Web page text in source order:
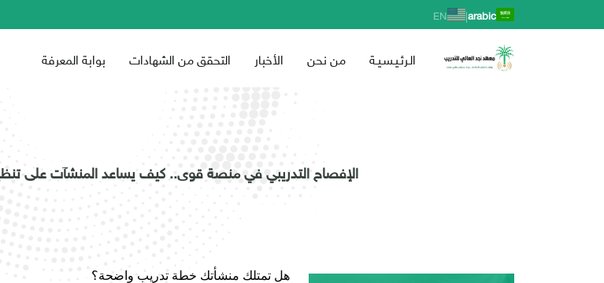
arabic
|
EN
الـرئـيـسـيـة من نحن الأخبار التحقق من الشهادات بوابة المعرفة
الإفصاح التدريبي في منصة قوى.. كيف يساعد المنشآت على
هل تمتلك منشأتك خطة تدريب واضحة؟